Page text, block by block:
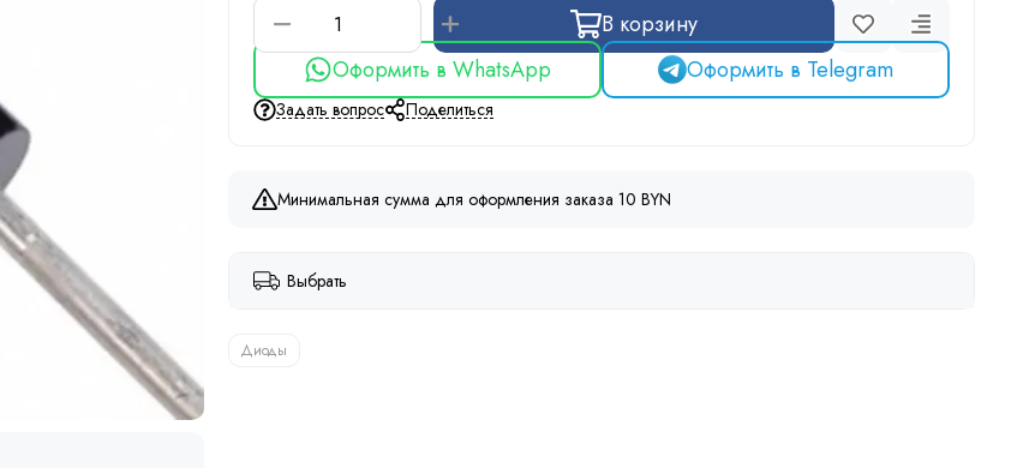
В корзину
Оформить в WhatsApp
Оформить в Telegram
Задать вопрос Поделиться
Минимальная сумма для оформления заказа 10 BYN
Выбрать
Диоды